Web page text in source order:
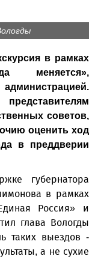
в рамках
меняется»,
советов,
оценить ход
в преддверии
губернатора
в рамках
Россия» и
глава Вологды
таких выездов -
а не сухие